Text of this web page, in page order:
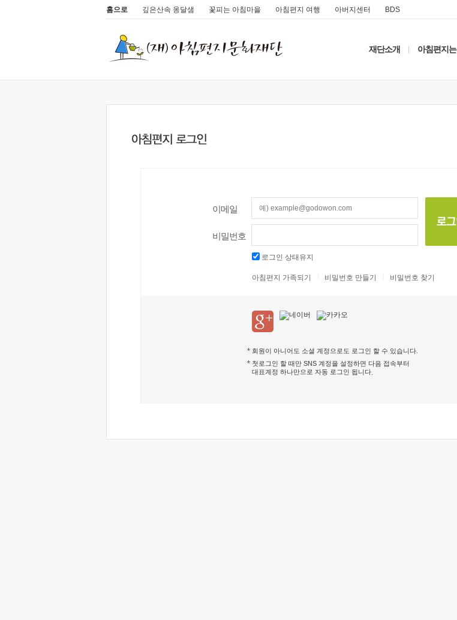
홈으로 깊은산속 옹달샘 꽃피는 아침마을 아침편지 여행 아버지센터 BDS
재단소개 아침편지는
이메일
비밀번호
로그인 상태유지
아침편지 가족되기 비밀번호 만들기 비밀번호 찾기
회원이 아니어도 소셜 계정으로도 로그인 할 수 있습니다.
첫로그인 할 때만 SNS 계정을 설정하면 다음 접속부터
대표계정 하나만으로 자동 로그인 됩니다